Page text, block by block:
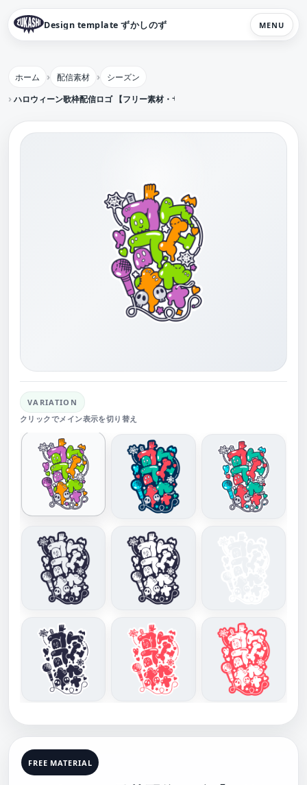
Design template ずかしのず MENU
ホーム 配信素材
シーズン
ハロウィーン歌枠配信ロゴ 【フリー素材・サムネ素材】
VARIATION
クリックでメイン表示を切り替え
FREE MATERIAL